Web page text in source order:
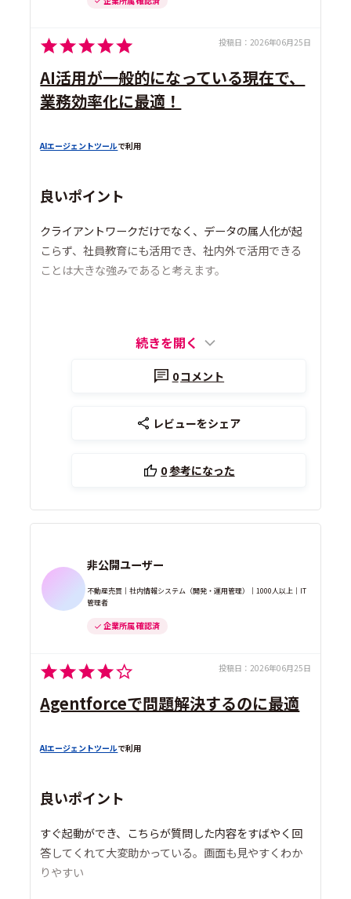
投稿日： 2026年06月25日
AI活用が一般的になっている現在で、
業務効率化に最適！
AIエージェントツールで利用
良いポイント
クライアントワークだけでなく、データの属人化が起
こらず、社員教育にも活用でき、社内外で活用できる
ことは大きな強みであると考えます。
続きを開く
0コメント
レビューをシェア
0参考になった
非公開ユーザー
不動産売買｜社内情報システム（開発・運用管理）｜1000人以上｜IT
管理者
企業所属 確認済
投稿日： 2026年06月25日
Agentforceで問題解決するのに最適
AIエージェントツールで利用
良いポイント
すぐ起動ができ、こちらが質問した内容をすばやく回
答してくれて大変助かっている。画面も見やすくわか
りやすい